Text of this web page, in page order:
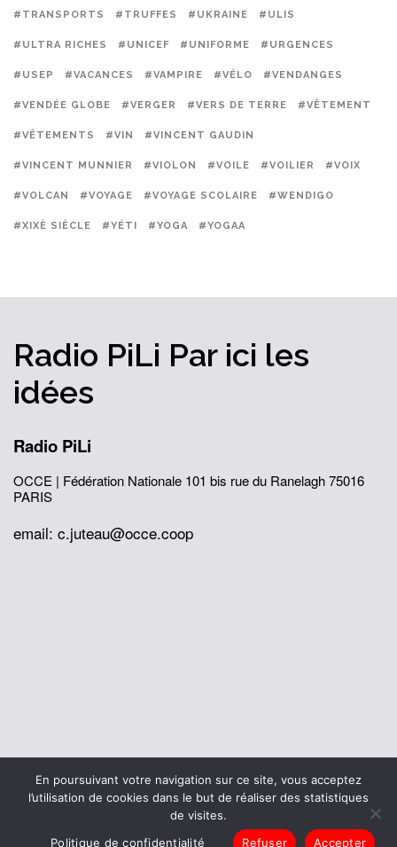
#TRANSPORTS #TRUFFES #UKRAINE #ULIS
#ULTRA RICHES #UNICEF #UNIFORME #URGENCES
#USEP #VACANCES #VAMPIRE #VÉLO #VENDANGES
#VENDÉE GLOBE #VERGER #VERS DE TERRE #VÊTEMENT
#VÊTEMENTS #VIN #VINCENT GAUDIN
#VINCENT MUNNIER #VIOLON #VOILE #VOILIER #VOIX
#VOLCAN #VOYAGE #VOYAGE SCOLAIRE #WENDIGO
#XIXÈ SIÈCLE #YÉTI #YOGA #YOGAA
Radio PiLi Par ici les
idées
Radio PiLi
OCCE | Fédération Nationale 101 bis rue du Ranelagh75016
PARIS
email: c.juteau@occe.coop
© 2026 Office Central de la Coopération à l'École
Mentions légales
Politique de confidentialité
L’histoire de I’OCCE
En poursuivant votre navigation sur ce site, vous acceptez
l’utilisation de cookies dans le but de réaliser des statistiques
de visites.
Accepter
Refuser
Politique de confidentialité